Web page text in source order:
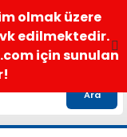
Ara
olmak üzere
edilmektedir.
için sunulan